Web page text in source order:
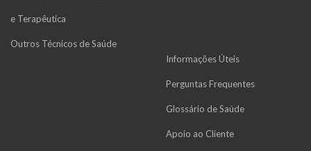
e Terapêutica
Outros Técnicos de Saúde
Informações Úteis
Perguntas Frequentes
Glossário de Saúde
Apoio ao Cliente